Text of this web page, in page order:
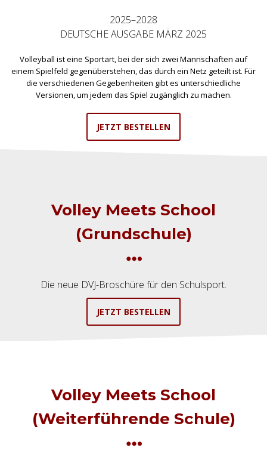
2025–2028
DEUTSCHE AUSGABE MÄRZ 2025
Volleyball ist eine Sportart, bei der sich zwei Mannschaften auf
einem Spielfeld gegenüberstehen, das durch ein Netz geteilt ist. Für
die verschiedenen Gegebenheiten gibt es unterschiedliche
Versionen, um jedem das Spiel zugänglich zu machen.
JETZT BESTELLEN
Volley Meets School
(Grundschule)
Die neue DVJ-Broschüre für den Schulsport.
JETZT BESTELLEN
Volley Meets School
(Weiterführende Schule)